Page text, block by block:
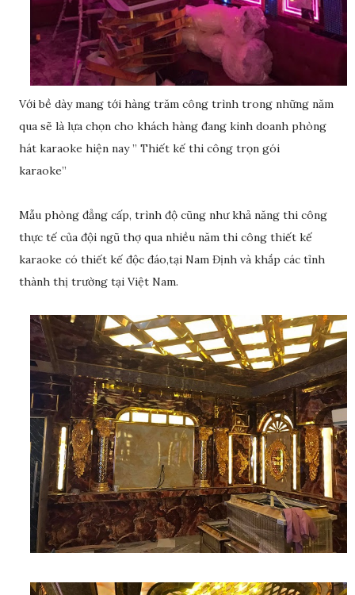
Với bề dày mang tới hàng trăm công trình trong những năm
qua sẽ là lựa chọn cho khách hàng đang kinh doanh phòng
hát karaoke hiện nay ” Thiết kế thi công trọn gói
karaoke”
Mẫu phòng đẳng cấp, trình độ cũng như khả năng thi công
thực tế của đội ngũ thợ qua nhiều năm thi công thiết kế
karaoke có thiết kế độc đáo,tại Nam Định và khắp các tỉnh
thành thị trường tại Việt Nam.